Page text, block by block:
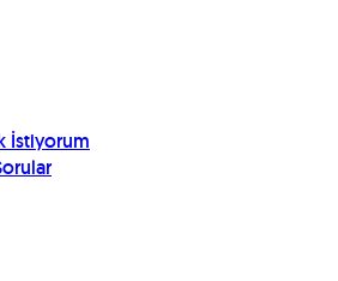
İstiyorum